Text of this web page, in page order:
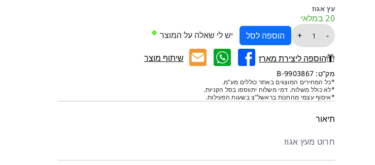
עץ אגוז
20 במלאי
-
כמות
(דגם
אגרטל
עץ
אגוז
קטן
יבשים
+ הוספה לסל יש לי שאלה על המוצר
הוספה ליצירת מארז שיתוף מוצר
מק”ט: 9903867-B
*כל המחירים המוצגים באתר כוללים מע”מ.
*לא כולל משלוח. דמי משלוח יתווספו בסל הקניות.
*איסוף עצמי מהחנות בראשל”צ בשעות הפעילות.
תיאור
חרוט מעץ אגוז